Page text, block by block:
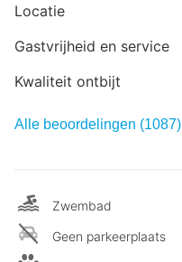
Locatie
Gastvrijheid en service
Kwaliteit ontbijt
Alle beoordelingen (1087)
Zwembad
Geen parkeerplaats